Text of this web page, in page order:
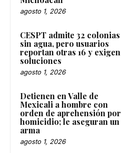
agosto 1, 2026
CESPT admite 32 colonias
sin agua, pero usuarios
reportan otras 16 y exigen
soluciones
agosto 1, 2026
Detienen en Valle de
Mexicali a hombre con
orden de aprehensión por
homicidio; le aseguran un
arma
agosto 1, 2026